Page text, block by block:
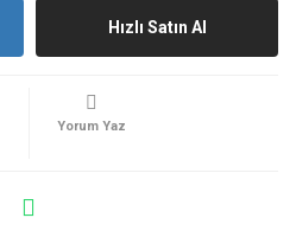
Hızlı Satın Al
Yorum Yaz